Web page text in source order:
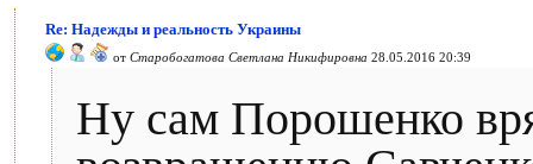
Re: Надежды и реальность Украины
от Старобогатова Светлана Никифировна 28.05.2016 20:39
Ну сам Порошенко